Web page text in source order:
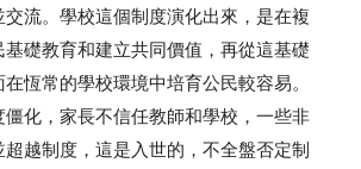
流。學校這個制度演化出來，是在複
礎教育和建立共同價值，再從這基礎
恆常的學校環境中培育公民較容易。
化，家長不信任教師和學校，一些非
越制度，這是入世的，不全盤否定制